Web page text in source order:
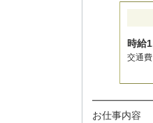
交通
お仕事内容